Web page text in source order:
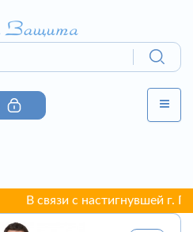
В связи с настигнувшей г.